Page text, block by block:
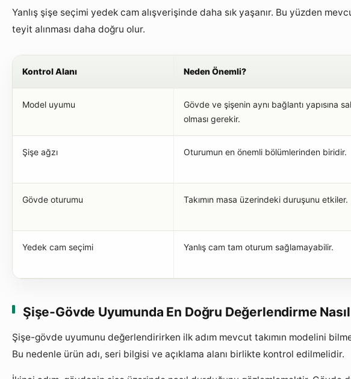
Yanlış şişe seçimi yedek cam alışverişinde daha sık yaşanır. Bu yüzden
teyit alınması daha doğru olur.
Kontrol Alanı Neden Önemli?
Model uyumu
Gövde ve şişenin aynı bağlantı yapısına
olması gerekir.
Şişe ağzı Oturumun en önemli bölümlerinden biridir.
Gövde oturumu Takımın masa üzerindeki duruşunu etkiler.
Yedek cam seçimi Yanlış cam tam oturum sağlamayabilir.
Şişe-Gövde Uyumunda En Doğru Değerlendirme Nasıl
Şişe-gövde uyumunu değerlendirirken ilk adım mevcut takımın modelini
Bu nedenle ürün adı, seri bilgisi ve açıklama alanı birlikte kontrol edilmelidir.